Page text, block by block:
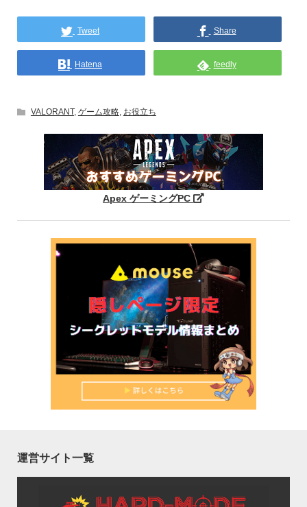
Tweet Share
Hatena feedly
VALORANT, ゲーム攻略, お役立ち
Apex ゲーミングPC
運営サイト一覧